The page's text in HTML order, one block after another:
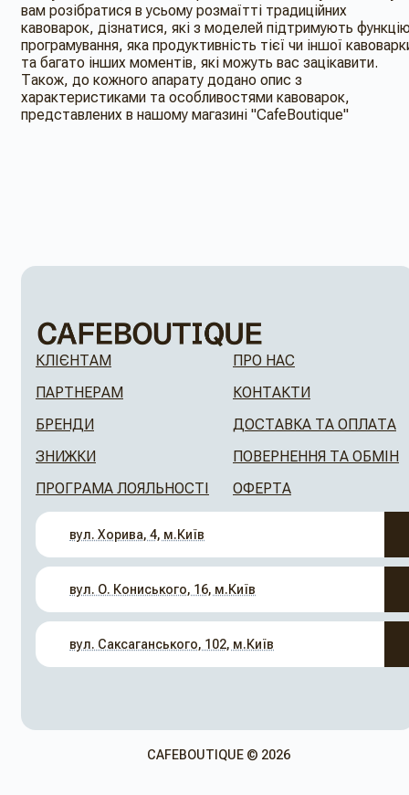
вам розібратися в усьому розмаїтті традиційних
кавоварок, дізнатися, які з моделей підтримують
програмування, яка продуктивність тієї чи іншої
та багато інших моментів, які можуть вас зацікавити.
Також, до кожного апарату додано опис з
характеристиками та особливостями кавоварок,
представлених в нашому магазині "CafeBoutique"
КЛІЄНТАМ
ПАРТНЕРАМ
БРЕНДИ
ЗНИЖКИ
ПРОГРАМА ЛОЯЛЬНОСТІ
ПРО НАС
КОНТАКТИ
ДОСТАВКА ТА ОПЛАТА
ПОВЕРНЕННЯ ТА ОБМІН
ОФЕРТА
вул. Хорива, 4, м.Київ
вул. О. Кониського, 16, м.Київ
вул. Саксаганського, 102, м.Київ
CAFEBOUTIQUE © 2026